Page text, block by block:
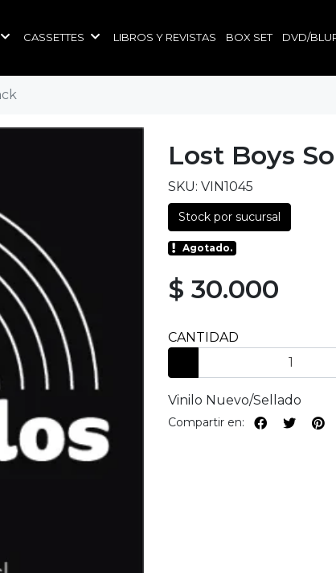
CASSETTES LIBROS Y REVISTAS BOX SET DVD/
Lost Boys
SKU: VIN1045
Stock por sucursal
Agotado.
$ 30.000
CANTIDAD
Vinilo Nuevo/Sellado
Compartir en: